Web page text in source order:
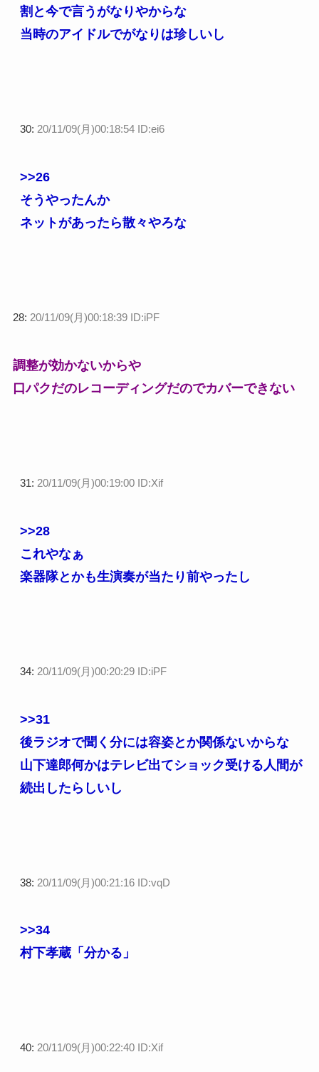
割と今で言うがなりやからな
当時のアイドルでがなりは珍しいし
30: 20/11/09(月)00:18:54 ID:ei6
>>26
そうやったんか
ネットがあったら散々やろな
28: 20/11/09(月)00:18:39 ID:iPF
調整が効かないからや
口パクだのレコーディングだのでカバーできない
31: 20/11/09(月)00:19:00 ID:Xif
>>28
これやなぁ
楽器隊とかも生演奏が当たり前やったし
34: 20/11/09(月)00:20:29 ID:iPF
>>31
後ラジオで聞く分には容姿とか関係ないからな
山下達郎何かはテレビ出てショック受ける人間が
続出したらしいし
38: 20/11/09(月)00:21:16 ID:vqD
>>34
村下孝蔵「分かる」
40: 20/11/09(月)00:22:40 ID:Xif